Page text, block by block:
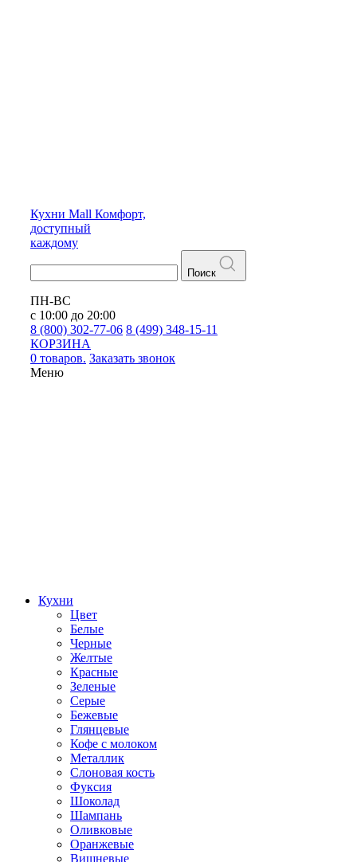
Кухни Mall Комфорт,
доступный
каждому
Поиск
ПН-ВС
с 10:00 до 20:00
8 (800) 302-77-06 8 (499) 348-15-11
КОРЗИНА
0 товаров. Заказать звонок
Меню
Кухни
Цвет
Белые
Черные
Желтые
Красные
Зеленые
Серые
Бежевые
Глянцевые
Кофе с молоком
Металлик
Слоновая кость
Фуксия
Шоколад
Шампань
Оливковые
Оранжевые
Вишневые